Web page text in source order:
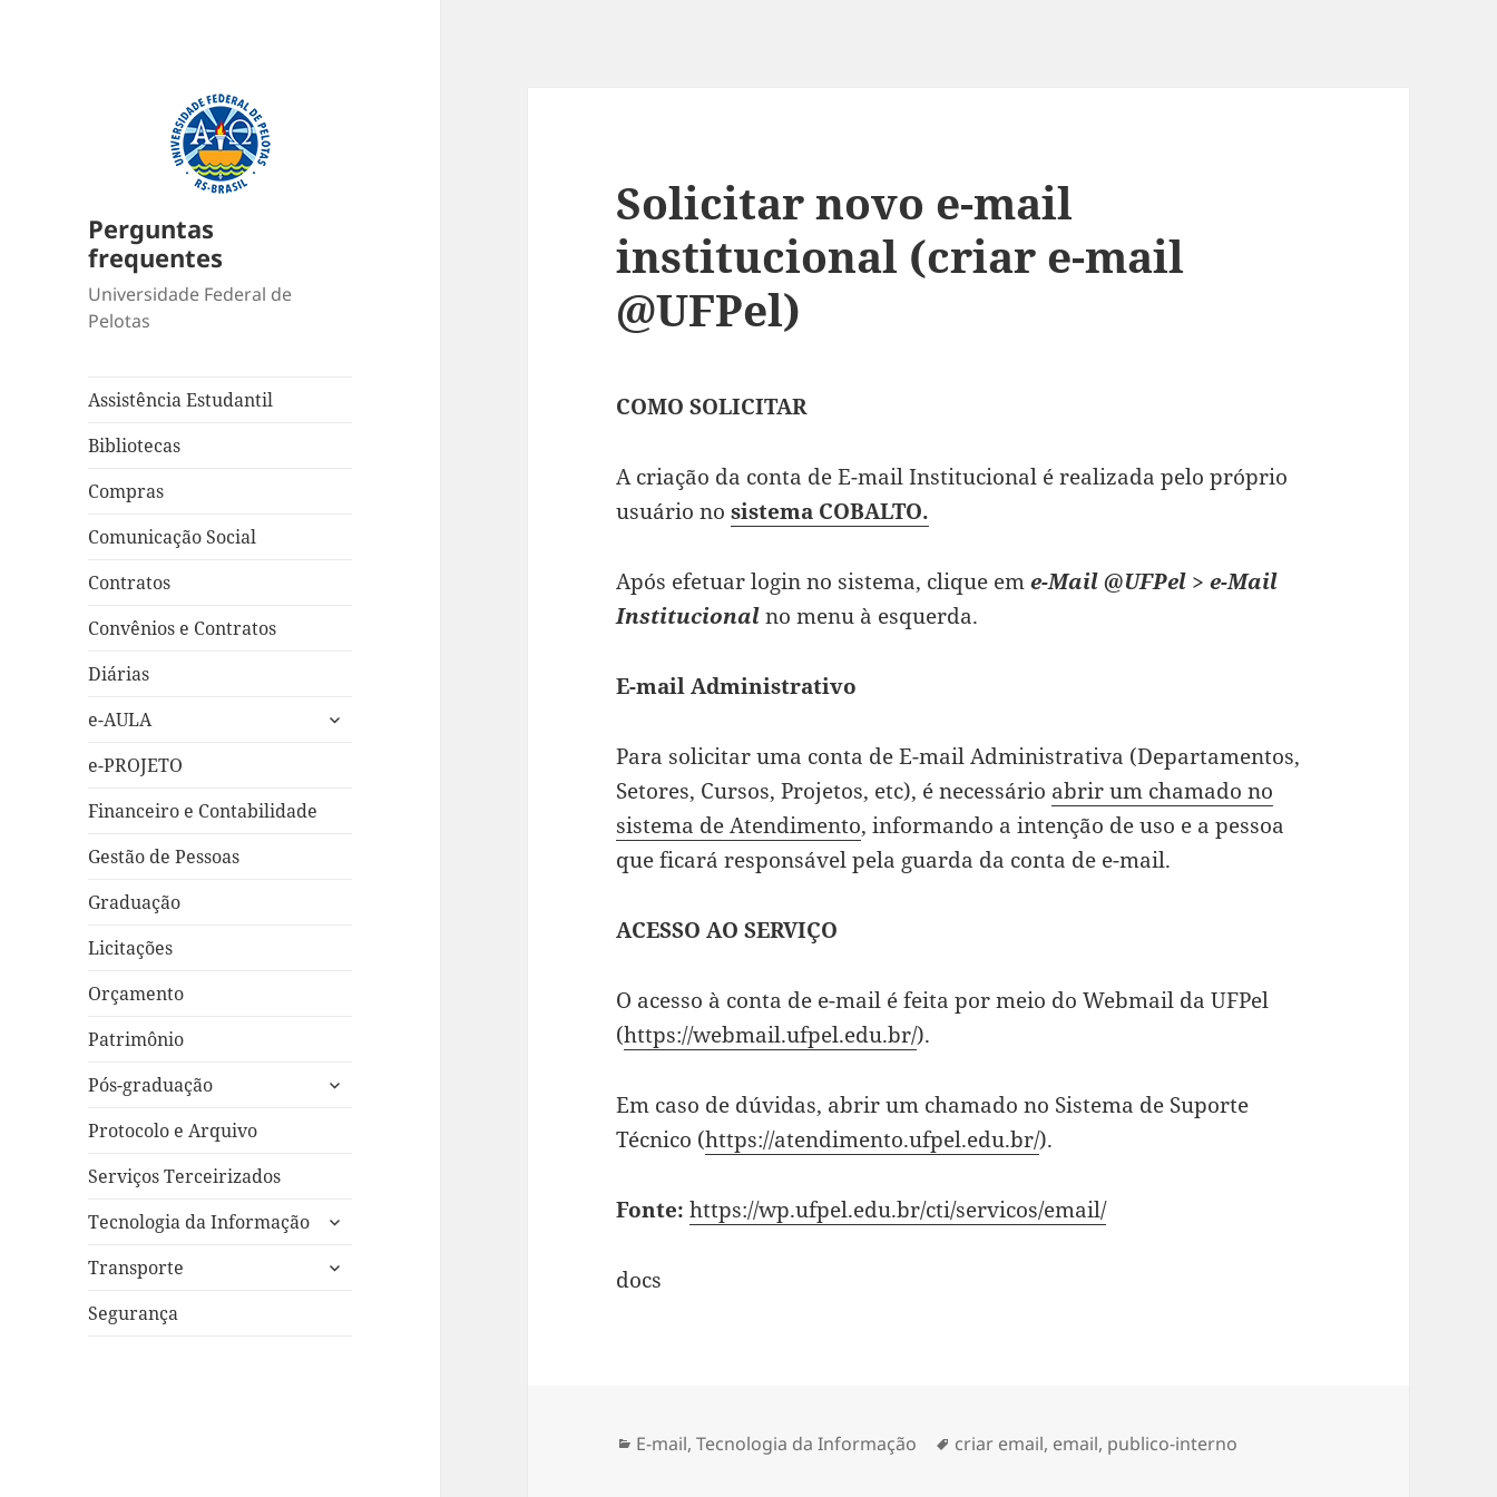
Perguntas
frequentes
Universidade Federal de
Pelotas
Assistência Estudantil
Bibliotecas
Compras
Comunicação Social
Contratos
Convênios e Contratos
Diárias
e-AULA
expandir
e-PROJETO
Financeiro e Contabilidade
Gestão de Pessoas
Graduação
Licitações
Orçamento
Patrimônio
Pós-graduação
expandir
Protocolo e Arquivo
Serviços Terceirizados
Tecnologia da Informação
expandir
Transporte
expandir
Segurança
Solicitar novo e-mail
institucional (criar e-mail
@UFPel)
COMO SOLICITAR
A criação da conta de E-mail Institucional é realizada pelo próprio
usuário nosistema COBALTO.
Após efetuar login no sistema, clique eme-Mail @UFPel > e-Mail
Institucionalno menu à esquerda.
E-mail Administrativo
Para solicitar uma conta de E-mail Administrativa (Departamentos,
Setores, Cursos, Projetos, etc), é necessário abrir um chamado no
sistema de Atendimento, informando a intenção de uso e a pessoa
que ficará responsável pela guarda da conta de e-mail.
ACESSO AO SERVIÇO
O acesso à conta de e-mail é feita por meio do Webmail da UFPel
(https://webmail.ufpel.edu.br/).
Em caso de dúvidas, abrir um chamado no Sistema de Suporte
Técnico (https://atendimento.ufpel.edu.br/).
Fonte: https://wp.ufpel.edu.br/cti/servicos/email/
docs
Categorias
E-mail,Tecnologia da Informação Tags
criar email, email, publico-interno